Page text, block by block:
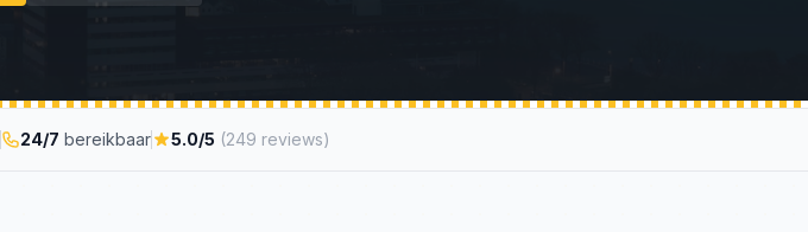
24/7 bereikbaar 5.0/5 (249 reviews)